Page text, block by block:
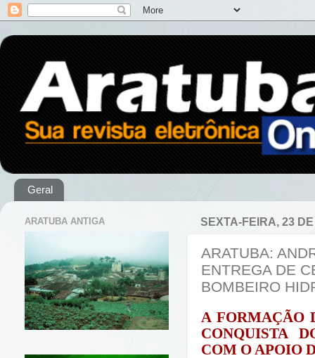
Geral
SEXTA-FEIRA, 23
ARATUBA:
ENTREGA DE
BOMBEIRO
A FORMAÇÃO
CONQUISTA
COM O APOIO
ARATUBA ANTIGA